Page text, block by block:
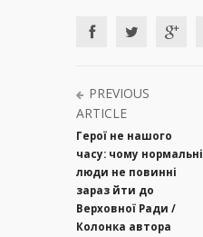
PREVIOUS
ARTICLE
Герої не нашого
часу: чому нормальні
люди не повинні
зараз йти до
Верховної Ради /
Колонка автора